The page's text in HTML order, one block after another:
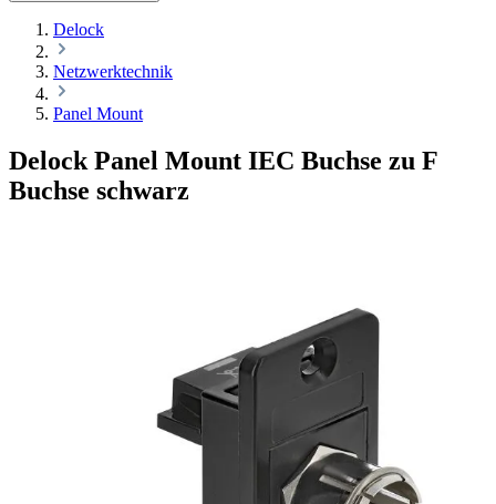
Delock
Netzwerktechnik
Panel Mount
Delock Panel Mount IEC Buchse zu F
Buchse schwarz